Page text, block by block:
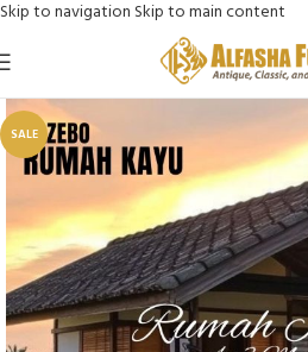
Skip to navigation Skip to main content
SALE